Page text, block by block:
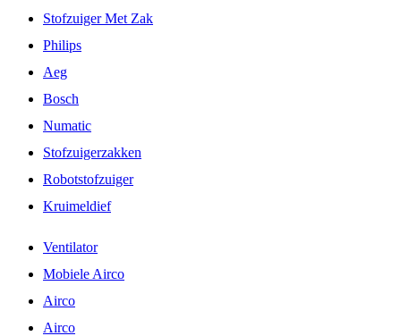
Stofzuiger Met Zak
Philips
Aeg
Bosch
Numatic
Stofzuigerzakken
Robotstofzuiger
Kruimeldief
Ventilator
Mobiele Airco
Airco
Airco